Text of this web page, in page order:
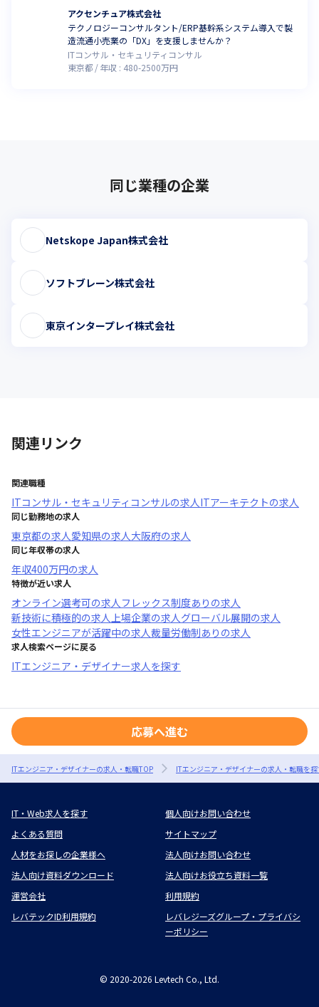
アクセンチュア株式会社
テクノロジーコンサルタント/ERP基幹系システム導入で製
造流通小売業の「DX」を支援しませんか？
ITコンサル・セキュリティコンサル
東京都
年収 : 480-2500万円
同じ業種の企業
Netskope Japan株式会社
ソフトブレーン株式会社
東京インタープレイ株式会社
関連リンク
関連職種
ITコンサル・セキュリティコンサルの求人ITアーキテクトの求人
同じ勤務地の求人
東京都の求人愛知県の求人大阪府の求人
同じ年収帯の求人
年収400万円の求人
特徴が近い求人
オンライン選考可の求人フレックス制度あり の求人
新技術に積極的の求人上場企業の求人グローバル展開の求人
女性エンジニアが活躍中の求人裁量労働制あり の求人
求人検索ページに戻る
ITエンジニア・デザイナー求人を探す
応募へ進む
ITエンジニア・デザイナーの求人・転職TOP ITエンジニア・デザイナーの求人・転職を
IT・Web求人を探す
個人向けお問い合わせ
よくある質問
サイトマップ
人材をお探しの企業様へ
法人向けお問い合わせ
法人向け資料ダウンロード
法人向けお役立ち資料一覧
運営会社
利用規約
レバテックID利用規約
レバレジーズグループ・プライバシ
ーポリシー
© 2020-2026 Levtech Co., Ltd.